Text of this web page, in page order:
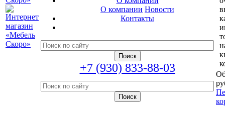
О компании Новости
Контакты
+7 (930) 833-88-03